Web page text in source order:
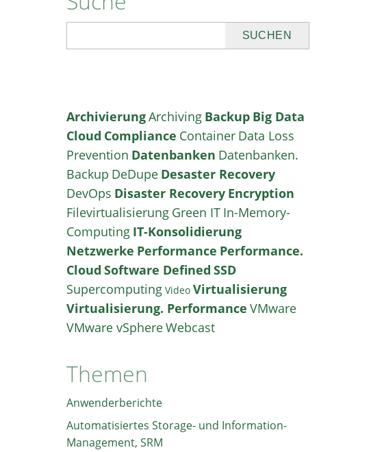
ArchivierungArchiving Backup Big Data
Cloud Compliance Container Data Loss
Prevention Datenbanken Datenbanken.
Backup DeDupe Desaster Recovery
DevOps Disaster Recovery Encryption
Filevirtualisierung Green IT In-Memory-
Computing IT-Konsolidierung
Netzwerke Performance Performance.
Cloud Software Defined SSD
Supercomputing Video Virtualisierung
Virtualisierung. Performance VMware
VMware vSphereWebcast
Themen
Anwenderberichte
Automatisiertes Storage- und Information-
Management, SRM